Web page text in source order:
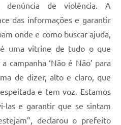
denúncia de violência. A
das informações e garantir
onde e como buscar ajuda,
é uma vitrine de tudo o que
campanha ‘Não é Não’ para
de dizer, alto e claro, que
e tem voz. Estamos
las e garantir que se sintam
declarou o prefeito